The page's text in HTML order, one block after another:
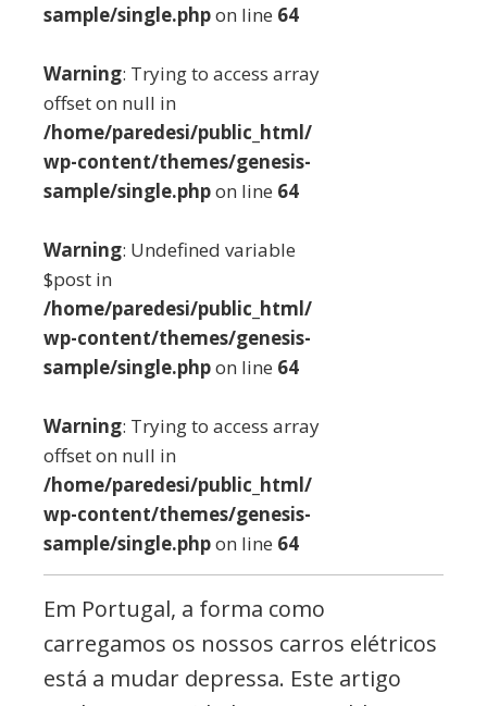
sample/single.phpon line 64
Warning: Trying to access array
offset on null in
/home/paredesi/public_html/
wp-content/themes/genesis-
sample/single.phpon line 64
Warning: Undefined variable
$post in
/home/paredesi/public_html/
wp-content/themes/genesis-
sample/single.phpon line 64
Warning: Trying to access array
offset on null in
/home/paredesi/public_html/
wp-content/themes/genesis-
sample/single.phpon line 64
Em Portugal, a forma como
carregamos os nossos carros elétricos
está a mudar depressa. Este artigo